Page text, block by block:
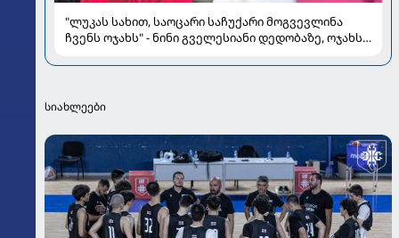
"ლუკას სახით, საოცარი საჩუქარი მოგვევლინა
ჩვენს ოჯახს" - ნინი გველესიანი დედობაზე, ოჯახსა
სიახლეები